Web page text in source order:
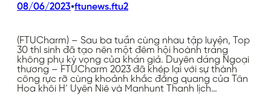
08/06/2023•ftunews.ftu2
(FTUCharm) – Sau ba tuần cùng nhau tập luyện, Top
30 thí sinh đã tạo nên một đêm hội hoành tráng
không phụ kỳ vọng của khán giả. Duyên dáng Ngoại
thương – FTUCharm 2023 đã khép lại với sự thành
công rực rỡ cùng khoảnh khắc đăng quang của Tân
Hoa khôi H’ Uyên Niê và Manhunt Thanh lịch…